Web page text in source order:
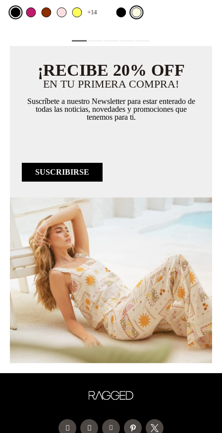
+14
¡RECIBE 20% OFF
EN TU PRIMERA COMPRA!
Suscríbete a nuestro Newsletter para estar enterado de
todas las noticias, novedades y promociones que
tenemos para ti.
SUSCRIBIRSE